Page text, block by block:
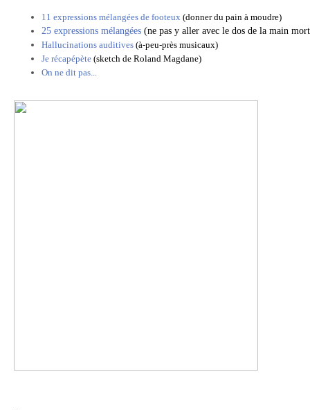
11 expressions mélangées de footeux (donner du pain à moudre)
25 expressions mélangées (ne pas y aller avec le dos de la main
Hallucinations auditives (à-peu-près musicaux)
Je récapépète (sketch de Roland Magdane)
On ne dit pas...